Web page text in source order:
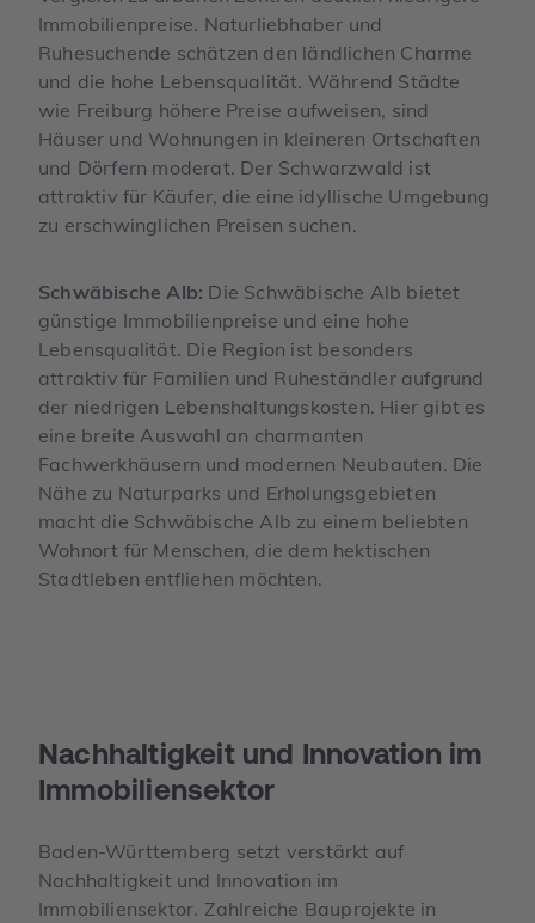
Immobilienpreise. Naturliebhaber und
Ruhesuchende schätzen den ländlichen Charme
und die hohe Lebensqualität. Während Städte
wie Freiburg höhere Preise aufweisen, sind
Häuser und Wohnungen in kleineren Ortschaften
und Dörfern moderat. Der Schwarzwald ist
attraktiv für Käufer, die eine idyllische Umgebung
zu erschwinglichen Preisen suchen.
Schwäbische Alb: Die Schwäbische Alb bietet
günstige Immobilienpreise und eine hohe
Lebensqualität. Die Region ist besonders
attraktiv für Familien und Ruheständler aufgrund
der niedrigen Lebenshaltungskosten. Hier gibt es
eine breite Auswahl an charmanten
Fachwerkhäusern und modernen Neubauten. Die
Nähe zu Naturparks und Erholungsgebieten
macht die Schwäbische Alb zu einem beliebten
Wohnort für Menschen, die dem hektischen
Stadtleben entfliehen möchten.
Nachhaltigkeit und Innovation im
Immobilien­sektor
Baden-Württemberg setzt verstärkt auf
Nachhaltigkeit und Innovation im
Immobiliensektor. Zahlreiche Bauprojekte in